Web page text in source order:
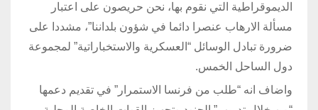
الديموقراطية التي نقوم بها، نحن حريصون على اعتبار
مسألة الارهاب عنصرا دائما في شؤون بلداننا”، مشددا على
ضرورة تبادل الوسائل “العسكرية والاستخباراتية” لمجموعة
دول الساحل الخمس.
واضاف انه “طلب من فرنسا الاستمرار” في تقديم دعمها